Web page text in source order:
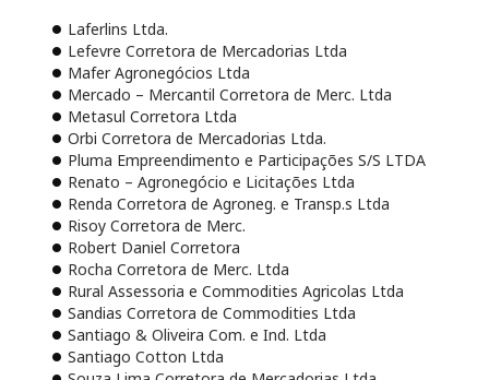
Laferlins Ltda.
Lefevre Corretora de Mercadorias Ltda
Mafer Agronegócios Ltda
Mercado – Mercantil Corretora de Merc. Ltda
Metasul Corretora Ltda
Orbi Corretora de Mercadorias Ltda.
Pluma Empreendimento e Participações S/S LTDA
Renato – Agronegócio e Licitações Ltda
Renda Corretora de Agroneg. e Transp.s Ltda
Risoy Corretora de Merc.
Robert Daniel Corretora
Rocha Corretora de Merc. Ltda
Rural Assessoria e Commodities Agricolas Ltda
Sandias Corretora de Commodities Ltda
Santiago & Oliveira Com. e Ind. Ltda
Santiago Cotton Ltda